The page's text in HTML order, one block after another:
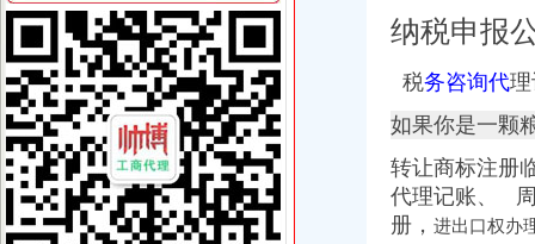
【延安信息科技公司_工商注册、资质办理、代理记账报税公司】-公司
香港公司做帐审计报税
企业找外账公司代理记账报税,必须要了解这6件事_办事指南_企业财
香港公司注册|海外公司注册|公司年审报税|公司商标注册
【代理记账报税公司注册注销年检变更税务咨询】-江宁百家湖易登网
【福州公司注册、记账报税、公司注销】-台江中亭街易登网
服务项目>记账报税-西安公司注册,西安注册公司
【公司注册_记账报税_公司变更_香港公司注册】-深圳市八一财富商务
【代理记账报税、公司注册、矿山证件办理】-代理记帐-包头赶集网
美国公司报税流程-美国记帐报税-香港骏诚商务有限公司
纳税申报
税务咨询代
如果你是一颗
转让商标注册
代理记账、 周
册， 进出口权办